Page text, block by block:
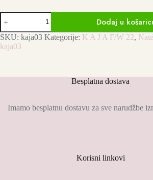
K
A
J
A
naušnice
round
Dodaj u
SKU: kaja03 Kategorije: K A J A F/W 22,
kaja03
Besplatna dostava
Imamo besplatnu dostavu za sve narudžbe
Korisni linkovi